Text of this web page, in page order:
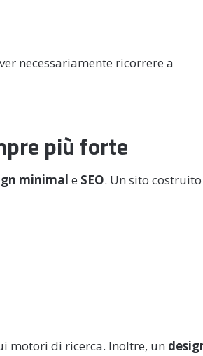
necessariamente ricorrere a
più forte
minimal e SEO. Un sito costruito
motori di ricerca. Inoltre, un